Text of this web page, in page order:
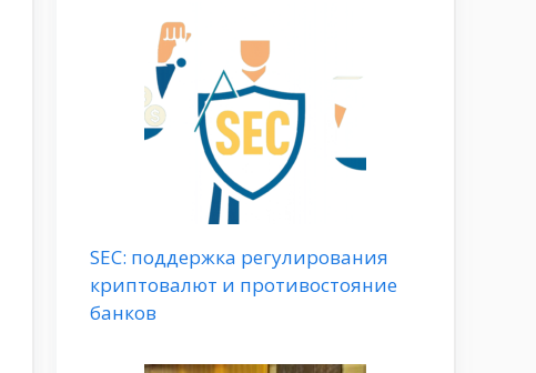
SEC: поддержка регулирования
криптовалют и противостояние
банков